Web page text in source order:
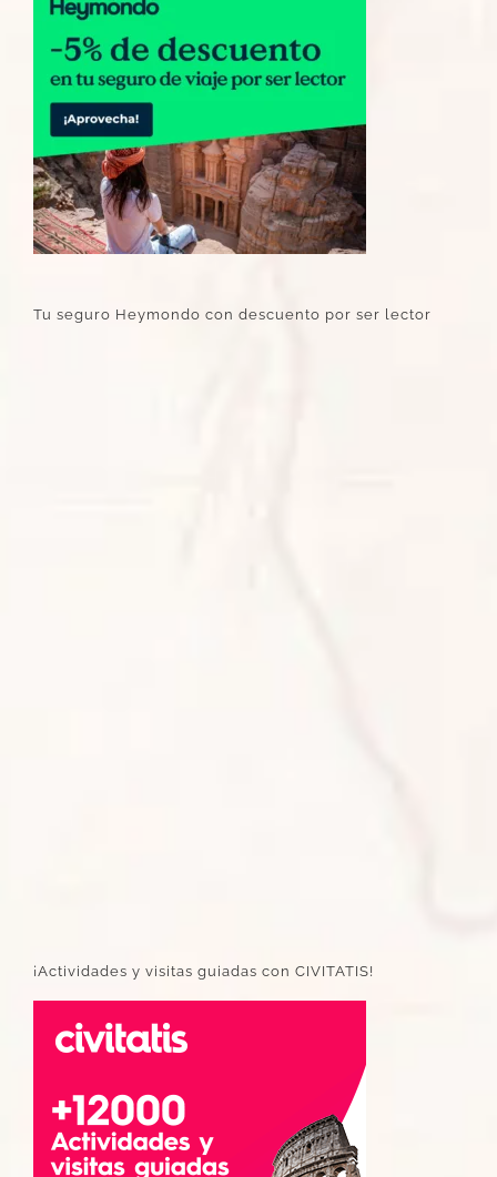
Tu seguro Heymondo con descuento por ser lector
¡Actividades y visitas guiadas con CIVITATIS!